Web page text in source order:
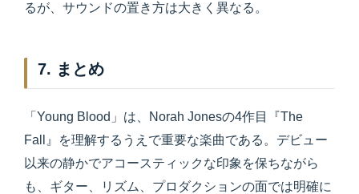
るが、サウンドの置き方は大きく異なる。
7. まとめ
「Young Blood」は、Norah Jonesの4作目『The
Fall』を理解するうえで重要な楽曲である。デビュー
以来の静かでアコースティックな印象を保ちながら
も、ギター、リズム、プロダクションの面では明確に